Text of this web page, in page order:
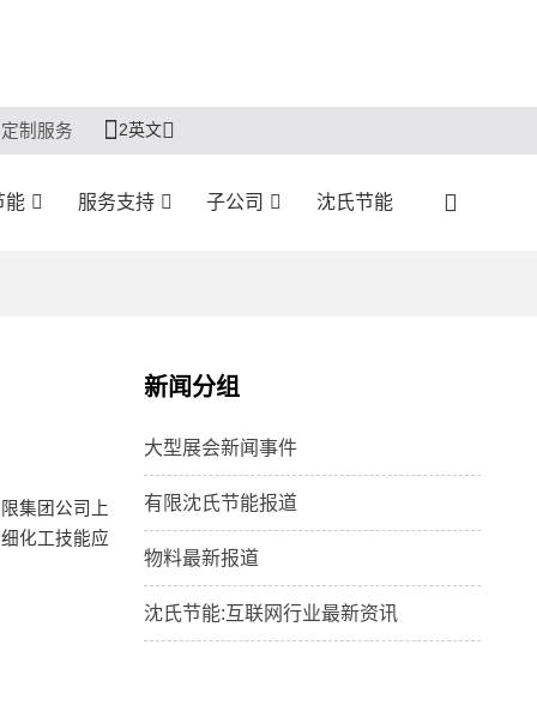
定制服务 2英文
能 服务支持 子公司 沈氏节能
集团公司上
化工技能应
新闻分组
大型展会新闻事件
有限沈氏节能报道
物料最新报道
沈氏节能:互联网行业最新资讯